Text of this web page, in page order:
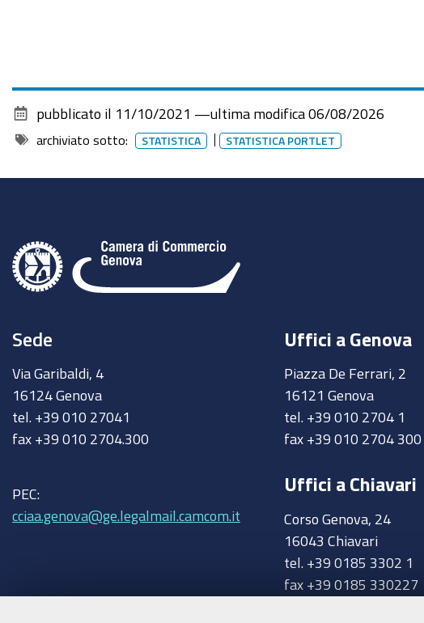
pubblicato il 11/10/2021 —ultima modifica 06/08/2026
archiviato sotto: STATISTICA STATISTICA PORTLET
Sede
Via Garibaldi, 4
16124 Genova
tel. +39 010 27041
fax +39 010 2704.300
PEC:
cciaa.genova@ge.legalmail.camcom.it
Uffici a Genova
Piazza De Ferrari, 2
16121 Genova
tel. +39 010 2704 1
fax +39 010 2704 300
Uffici a Chiavari
Corso Genova, 24
16043 Chiavari
tel. +39 0185 3302 1
fax +39 0185 330227